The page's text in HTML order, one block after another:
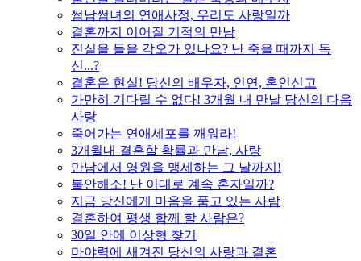
썸남썸녀의 연애사정, 우리도 사랑일까
결혼까지 이어질 기적의 만남
진실을 들을 각오가 있나요? 난 죽을 때까지 독
신...?
결혼은 현실! 당신의 배우자, 인연, 혼인신고
가만히 기다릴 수 없다! 3개월 내 만날 당신의 다음
사랑
죽어가는 연애세포를 깨워라!
3개월내 결혼할 확률과 만남, 사랑
만남에서 영원을 맹세하는 그 날까지!
불안해소! 난 이대로 계속 혼자일까?
지금 당신에게 마음을 품고 있는 사람
결혼하여 평생 함께 할 사람은?
30일 안에 이상형 찾기
마야력에 새겨진 당신의 사랑과 결혼